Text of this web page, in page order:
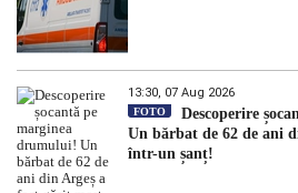
13:30, 07 Aug 2026
FOTO
Descoperire
Un bărbat de 62 de ani
într-un șanț!